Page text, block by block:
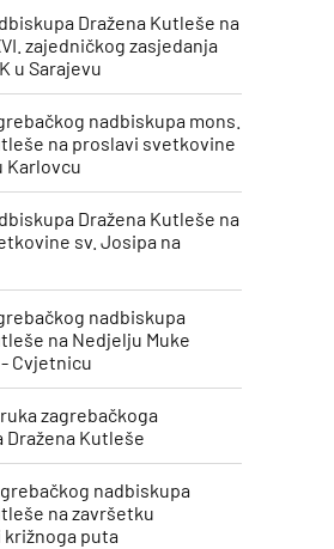
Dražena Kutleše na
zajedničkog zasjedanja
u Sarajevu
nadbiskupa mons.
na proslavi svetkovine
Karlovcu
Dražena Kutleše na
sv. Josipa ​na
nadbiskupa
na Nedjelju Muke
Cvjetnicu
zagrebačkoga
Dražena Kutleše
nadbiskupa
na završetku
puta